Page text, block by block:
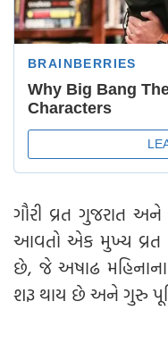
ગૌરી વ્રત ગુજરાત અને
આવતો એક મુખ્ય વ્રત
છે, જે અષાઢ
શરૂ થાય છે અને ગુરુ